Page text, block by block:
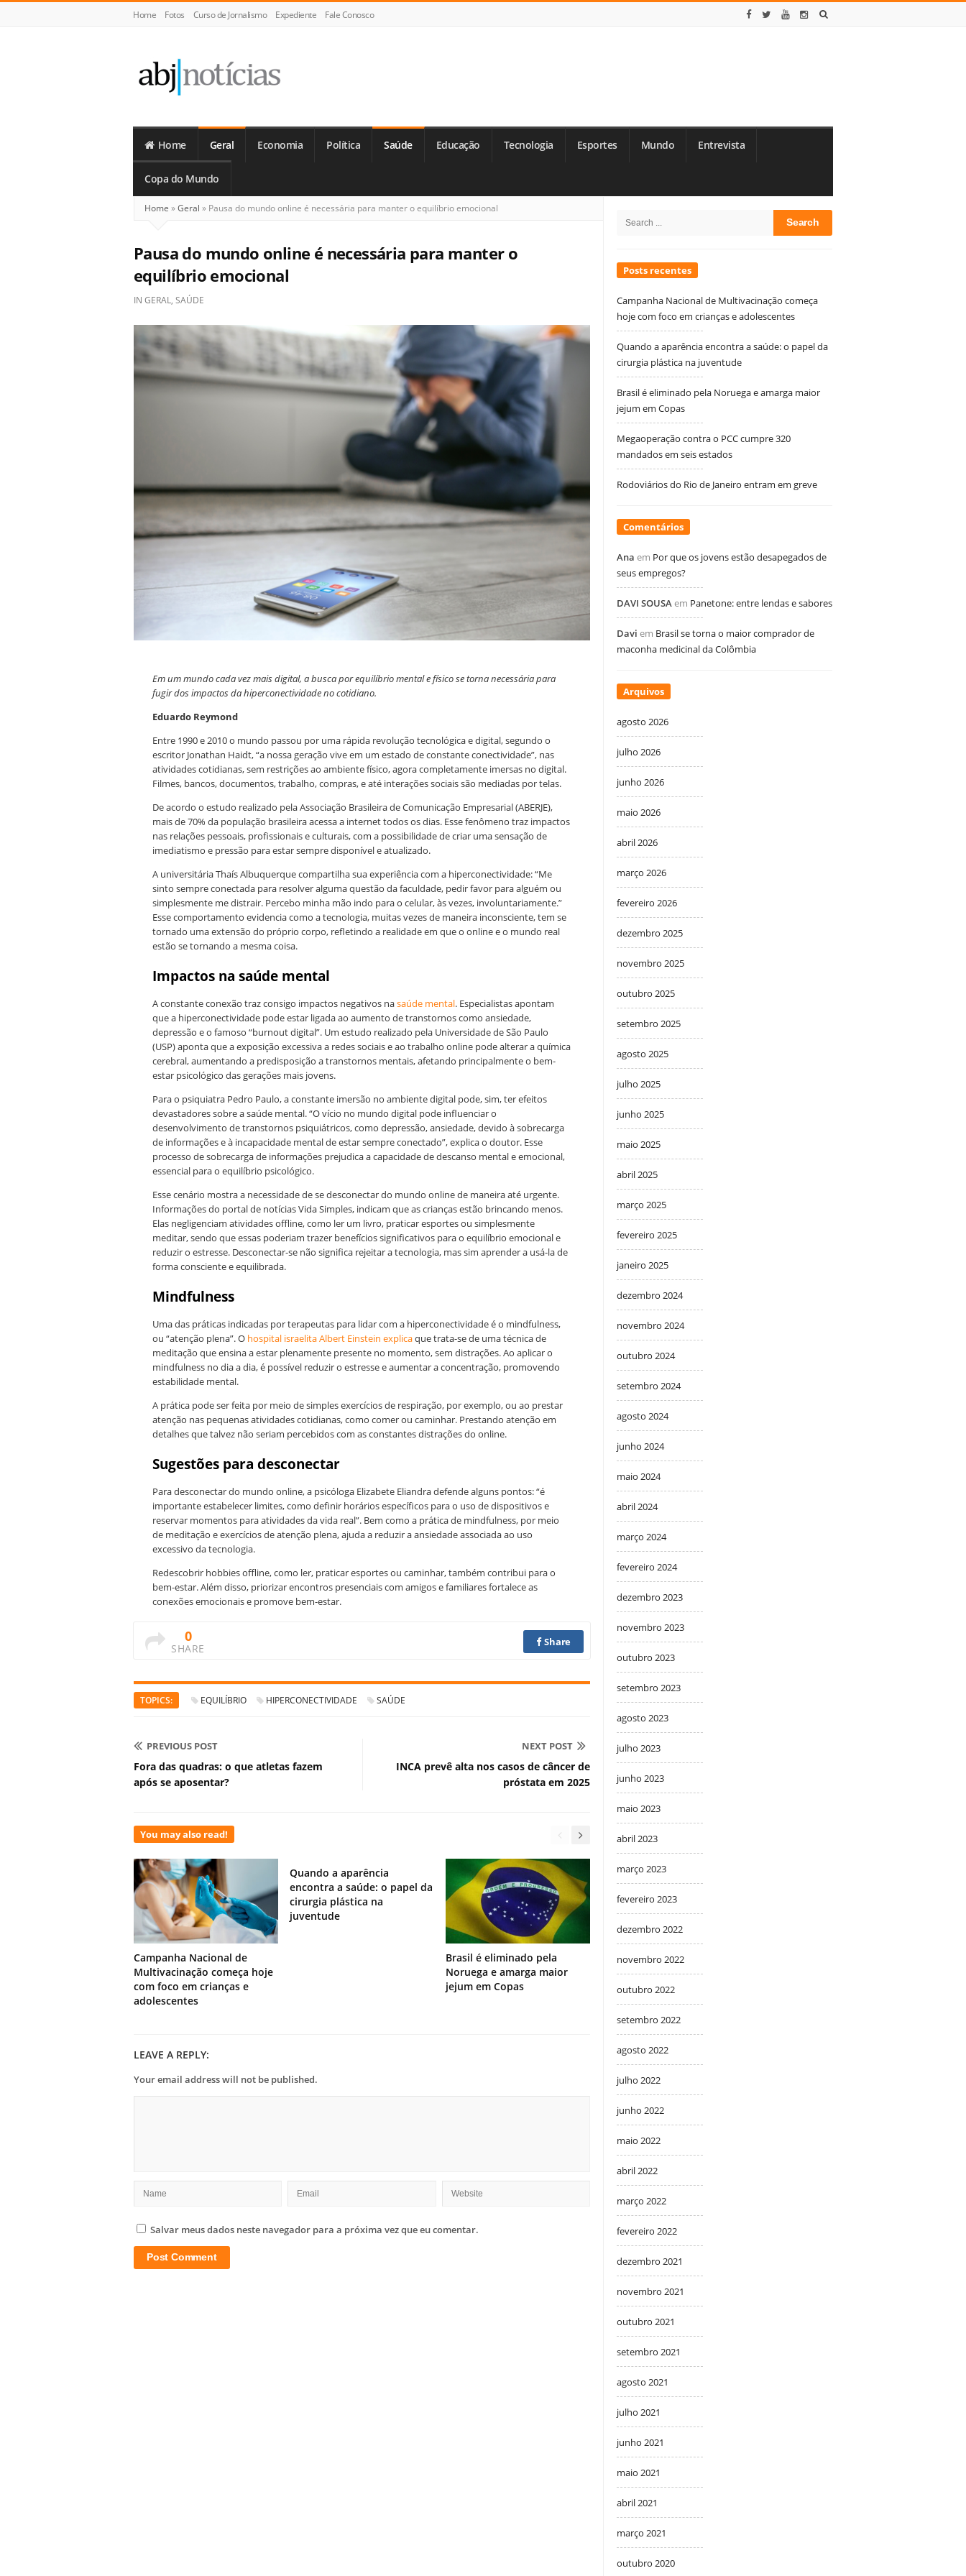
Home Fotos Curso de Jornalismo Expediente Fale Conosco
Notícias
Home Geral Economia Política Saúde Educação Tecnologia Esportes Mundo Entrevista
Copa do Mundo
Home »Geral » Pausa do mundo online é necessária para manter o equilíbrio emocional
Pausa do mundo online é necessária para manter o
equilíbrio emocional
IN GERAL, SAÚDE
Em um mundo cada vez mais digital, a busca por equilíbrio mental e físico se torna necessária para
fugir dos impactos da hiperconectividade no cotidiano.
Eduardo Reymond
Entre 1990 e 2010 o mundo passou por uma rápida revolução tecnológica e digital, segundo o
escritor Jonathan Haidt, “a nossa geração vive em um estado de constante conectividade”, nas
atividades cotidianas, sem restrições ao ambiente físico, agora completamente imersas no digital.
Filmes, bancos, documentos, trabalho, compras, e até interações sociais são mediadas por telas.
De acordo o estudo realizado pela Associação Brasileira de Comunicação Empresarial (ABERJE),
mais de 70% da população brasileira acessa a internet todos os dias. Esse fenômeno traz impactos
nas relações pessoais, profissionais e culturais, com a possibilidade de criar uma sensação de
imediatismo e pressão para estar sempre disponível e atualizado.
A universitária Thaís Albuquerque compartilha sua experiência com a hiperconectividade: “Me
sinto sempre conectada para resolver alguma questão da faculdade, pedir favor para alguém ou
simplesmente me distrair. Percebo minha mão indo para o celular, às vezes, involuntariamente.”
Esse comportamento evidencia como a tecnologia, muitas vezes de maneira inconsciente, tem se
tornado uma extensão do próprio corpo, refletindo a realidade em que o online e o mundo real
estão se tornando a mesma coisa.
Impactos na saúde mental
A constante conexão traz consigo impactos negativos nasaúde mental. Especialistas apontam
que a hiperconectividade pode estar ligada ao aumento de transtornos como ansiedade,
depressão e o famoso “burnout digital”. Um estudo realizado pela Universidade de São Paulo
(USP) aponta que a exposição excessiva a redes sociais e ao trabalho online pode alterar a química
cerebral, aumentando a predisposição a transtornos mentais, afetando principalmente o bem-
estar psicológico das gerações mais jovens.
Para o psiquiatra Pedro Paulo, a constante imersão no ambiente digital pode, sim, ter efeitos
devastadores sobre a saúde mental. “O vício no mundo digital pode influenciar o
desenvolvimento de transtornos psiquiátricos, como depressão, ansiedade, devido à sobrecarga
de informações e à incapacidade mental de estar sempre conectado”, explica o doutor. Esse
processo de sobrecarga de informações prejudica a capacidade de descanso mental e emocional,
essencial para o equilíbrio psicológico.
Esse cenário mostra a necessidade de se desconectar do mundo online de maneira até urgente.
Informações do portal de notícias Vida Simples, indicam que as crianças estão brincando menos.
Elas negligenciam atividades offline, como ler um livro, praticar esportes ou simplesmente
meditar, sendo que essas poderiam trazer benefícios significativos para o equilíbrio emocional e
reduzir o estresse. Desconectar-se não significa rejeitar a tecnologia, mas sim aprender a usá-la de
forma consciente e equilibrada.
Mindfulness
Uma das práticas indicadas por terapeutas para lidar com a hiperconectividade é o mindfulness,
ou “atenção plena”. O hospital israelita Albert Einstein explicaque trata-se de uma técnica de
meditação que ensina a estar plenamente presente no momento, sem distrações. Ao aplicar o
mindfulness no dia a dia, é possível reduzir o estresse e aumentar a concentração, promovendo
estabilidade mental.
A prática pode ser feita por meio de simples exercícios de respiração, por exemplo, ou ao prestar
atenção nas pequenas atividades cotidianas, como comer ou caminhar. Prestando atenção em
detalhes que talvez não seriam percebidos com as constantes distrações do online.
Sugestões para desconectar
Para desconectar do mundo online, a psicóloga Elizabete Eliandra defende alguns pontos: “é
importante estabelecer limites, como definir horários específicos para o uso de dispositivos e
reservar momentos para atividades da vida real”. Bem como a prática de mindfulness, por meio
de meditação e exercícios de atenção plena, ajuda a reduzir a ansiedade associada ao uso
excessivo da tecnologia.
Redescobrir hobbies offline, como ler, praticar esportes ou caminhar, também contribui para o
bem-estar. Além disso, priorizar encontros presenciais com amigos e familiares fortalece as
conexões emocionais e promove bem-estar.
0
SHARE
Share
TOPICS: EQUILÍBRIO HIPERCONECTIVIDADE SAÚDE
PREVIOUS POST
Fora das quadras: o que atletas fazem
após se aposentar?
NEXT POST
INCA prevê alta nos casos de câncer de
próstata em 2025
You may also read!
Campanha Nacional de
Multivacinação começa hoje
com foco em crianças e
adolescentes
Quando a aparência
encontra a saúde: o papel da
cirurgia plástica na
juventude
Brasil é eliminado pela
Noruega e amarga maior
jejum em Copas
LEAVE A REPLY:
Your email address will not be published.
Salvar meus dados neste navegador para a próxima vez que eu comentar.
Sidebar
Search
Posts recentes
Campanha Nacional de Multivacinação começa
hoje com foco em crianças e adolescentes
Quando a aparência encontra a saúde: o papel da
cirurgia plástica na juventude
Brasil é eliminado pela Noruega e amarga maior
jejum em Copas
Megaoperação contra o PCC cumpre 320
mandados em seis estados
Rodoviários do Rio de Janeiro entram em greve
Comentários
Ana em Por que os jovens estão desapegados de
seus empregos?
DAVI SOUSAem Panetone: entre lendas e sabores
Davi em Brasil se torna o maior comprador de
maconha medicinal da Colômbia
Arquivos
agosto 2026
julho 2026
junho 2026
maio 2026
abril 2026
março 2026
fevereiro 2026
dezembro 2025
novembro 2025
outubro 2025
setembro 2025
agosto 2025
julho 2025
junho 2025
maio 2025
abril 2025
março 2025
fevereiro 2025
janeiro 2025
dezembro 2024
novembro 2024
outubro 2024
setembro 2024
agosto 2024
junho 2024
maio 2024
abril 2024
março 2024
fevereiro 2024
dezembro 2023
novembro 2023
outubro 2023
setembro 2023
agosto 2023
julho 2023
junho 2023
maio 2023
abril 2023
março 2023
fevereiro 2023
dezembro 2022
novembro 2022
outubro 2022
setembro 2022
agosto 2022
julho 2022
junho 2022
maio 2022
abril 2022
março 2022
fevereiro 2022
dezembro 2021
novembro 2021
outubro 2021
setembro 2021
agosto 2021
julho 2021
junho 2021
maio 2021
abril 2021
março 2021
outubro 2020